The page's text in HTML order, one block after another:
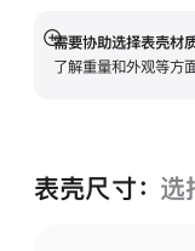
需要协助选择表壳材质
了解重量和外观等方
展
开
表壳尺寸： 选